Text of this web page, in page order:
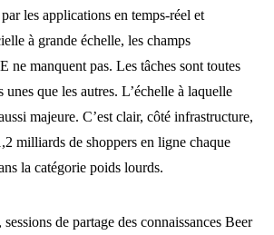
les applications en temps-réel et
à grande échelle, les champs
ne manquent pas. Les tâches sont toutes
unes que les autres. L’échelle à laquelle
majeure. C’est clair, côté infrastructure,
milliards de shoppers en ligne chaque
la catégorie poids lourds.
de partage des connaissances Beer